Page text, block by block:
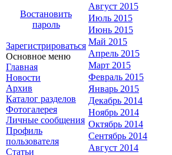
Востановить
пароль
Зарегистрироваться
Основное меню
Главная
Новости
Архив
Каталог разделов
Фотогалерея
Личные сообщения
Профиль
пользователя
Статьи
Август 2015
Июль 2015
Июнь 2015
Май 2015
Апрель 2015
Март 2015
Февраль 2015
Январь 2015
Декабрь 2014
Ноябрь 2014
Октябрь 2014
Сентябрь 2014
Август 2014